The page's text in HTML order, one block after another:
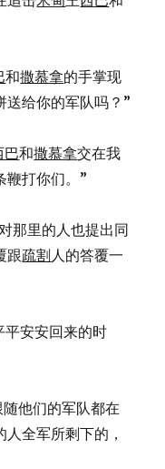
和撒慕拿的手掌现
送给你的军队吗？”
巴和撒慕拿交在我
鞭打你们。”
对那里的人也提出同
跟疏割人的答覆一
平安安回来的时
随他们的军队都在
人全军所剩下的，